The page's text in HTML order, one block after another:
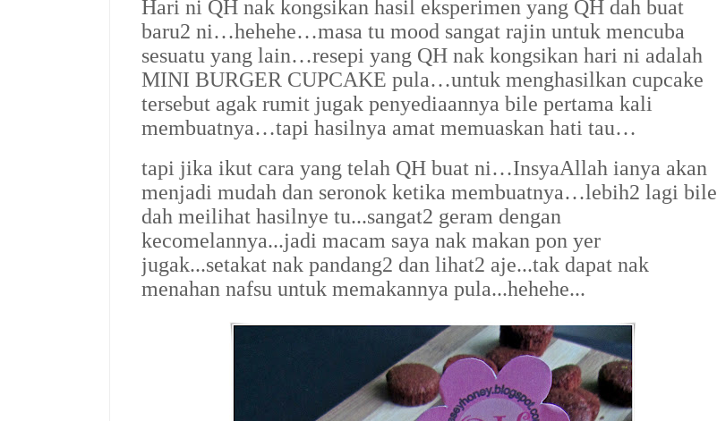
Hari ni QH nak kongsikan hasil eksperimen yang QH dah buat
baru2 ni…hehehe…masa tu mood sangat rajin untuk mencuba
sesuatu yang lain…resepi yang QH nak kongsikan hari ni adalah
MINI BURGER CUPCAKE pula…untuk menghasilkan cupcake
tersebut agak rumit jugak penyediaannya bile pertama kali
membuatnya…tapi hasilnya amat memuaskan hati tau…
tapi jika ikut cara yang telah QH buat ni…InsyaAllah ianya akan
menjadi mudah dan seronok ketika membuatnya…lebih2 lagi bile
dah meilihat hasilnye tu...sangat2 geram dengan
kecomelannya...jadi macam saya nak makan pon yer
jugak...setakat nak pandang2 dan lihat2 aje...tak dapat nak
menahan nafsu untuk memakannya pula...hehehe...